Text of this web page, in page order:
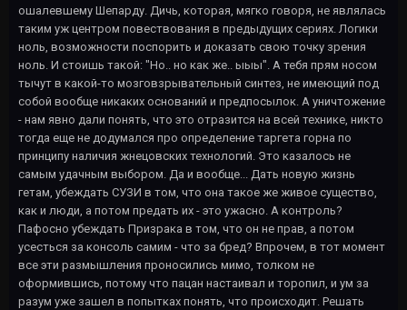
ошалевшему Шепарду. Дичь, которая, мягко говоря, не являлась
таким уж центром повествования в предыдущих сериях. Логики
ноль, возможности поспорить и доказать свою точку зрения
ноль. И стоишь такой: "Но.. но как же.. ыыы". А тебя прям носом
тычут в какой-то мозговзрывательный синтез, не имеющий под
собой вообще никаких оснований и предпосылок. А уничтожение
- нам явно дали понять, что это отразится на всей технике, никто
тогда еще не додумался про определение таргета горна по
принципу наличия жнецовских технологий. Это казалось не
самым удачным выбором. Да и вообще... Дать новую жизнь
гетам, убеждать СУЗИ в том, что она такое же живое существо,
как и люди, а потом предать их - это ужасно. А контроль?
Пафосно убеждать Призрака в том, что он не прав, а потом
усесться за консоль самим - что за бред? Впрочем, в тот момент
все эти размышления проносились мимо, толком не
оформившись, потому что пацан настаивал и торопил, и ум за
разум уже зашел в попытках понять, что происходит. Решать